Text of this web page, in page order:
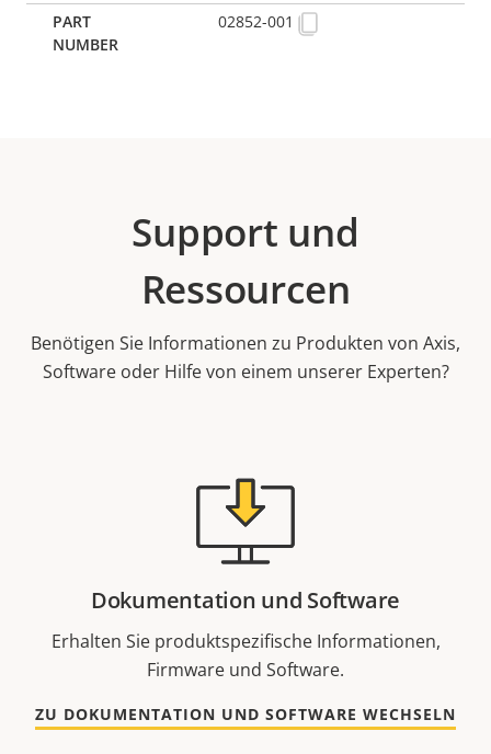
02852-001
Support und
Ressourcen
Benötigen Sie Informationen zu Produkten von Axis,
Software oder Hilfe von einem unserer Experten?
Dokumentation und Software
Erhalten Sie produktspezifische Informationen,
Firmware und Software.
ZU DOKUMENTATION UND SOFTWARE WECHSELN